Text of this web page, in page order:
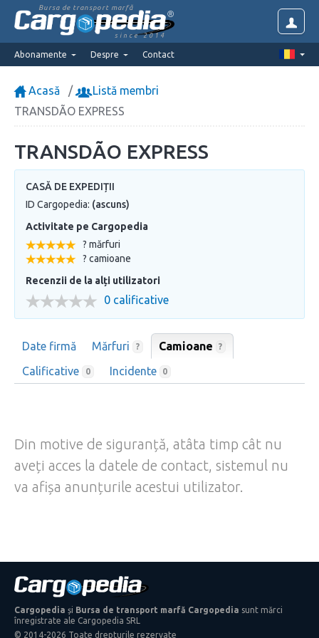
Bursa de transport marfă
since 2014
Abonamente Despre Contact
Acasă
Listă membri
TRANSDÃO EXPRESS
TRANSDÃO EXPRESS
CASĂ DE EXPEDIȚII
ID Cargopedia: (ascuns)
Activitate pe Cargopedia
? mărfuri
? camioane
Recenzii de la alți utilizatori
0 calificative
Date firmă Mărfuri ? Camioane ?
Calificative 0 Incidente 0
Din motive de siguranță, atâta timp cât nu
aveți acces la datele de contact, sistemul nu
va afișa anunțurile acestui utilizator.
Cargopedia și Bursa de transport marfă Cargopedia sunt mărci
înregistrate ale Cargopedia SRL
© 2014-2026 Toate drepturile rezervate